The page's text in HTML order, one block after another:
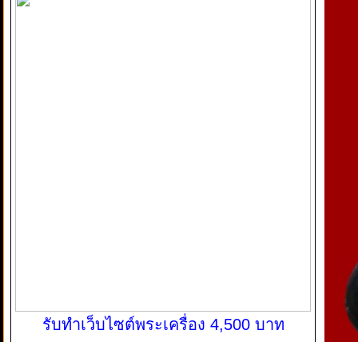
รับทำเว็บไซต์พระเครื่อง 4,500 บาท